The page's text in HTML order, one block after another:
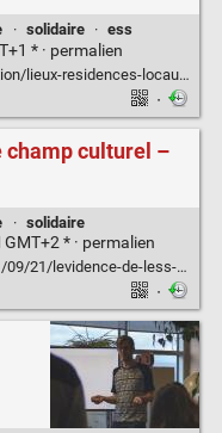
· solidaire · ess
* · permalien
ess-quels-enjeux-pour-les-structures-culturelles.html
·
champ culturel –
· solidaire
* · permalien
de-less-dans-le-champ-culturel/
·